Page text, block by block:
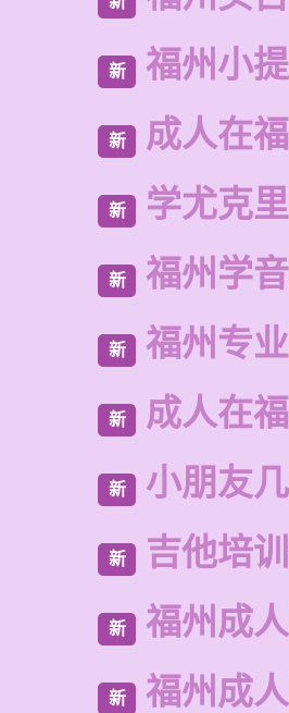
新 福州小
新 成人在
新 学尤克
新 福州学
新 福州专
新 成人在
新 小朋友
新 吉他培
新 福州成
新 福州成